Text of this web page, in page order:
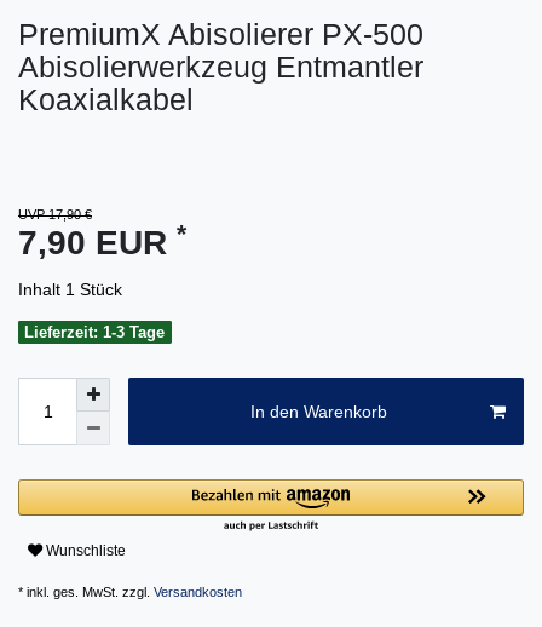
PremiumX Abisolierer PX-500
Abisolierwerkzeug Entmantler
Koaxialkabel
UVP 17,90 €
7,90 EUR *
Inhalt 1 Stück
Lieferzeit: 1-3 Tage
In den Warenkorb
Wunschliste
* inkl. ges. MwSt. zzgl. Versandkosten